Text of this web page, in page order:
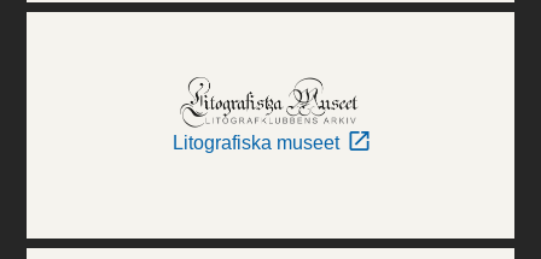
Litografiska museet